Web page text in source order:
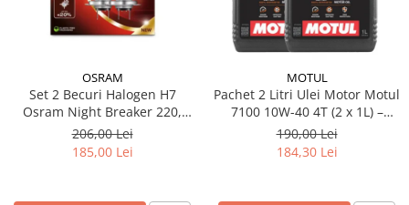
OSRAM
Set 2 Becuri Halogen H7
Osram Night Breaker 220,
+220% Mai Multa Lumina,
Fascicul 150m, 12V, 55W,
PX26d, Next Generation
206,00 Lei
185,00 Lei
MOTUL
Pachet 2 Litri Ulei Motor Motul
7100 10W-40 4T (2 x 1L) –
100% Sintetic, API SP, JASO
MA2
190,00 Lei
184,30 Lei